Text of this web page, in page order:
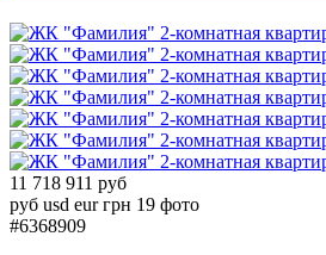
11 718 911 руб
руб usd eur грн 19 фото
#6368909